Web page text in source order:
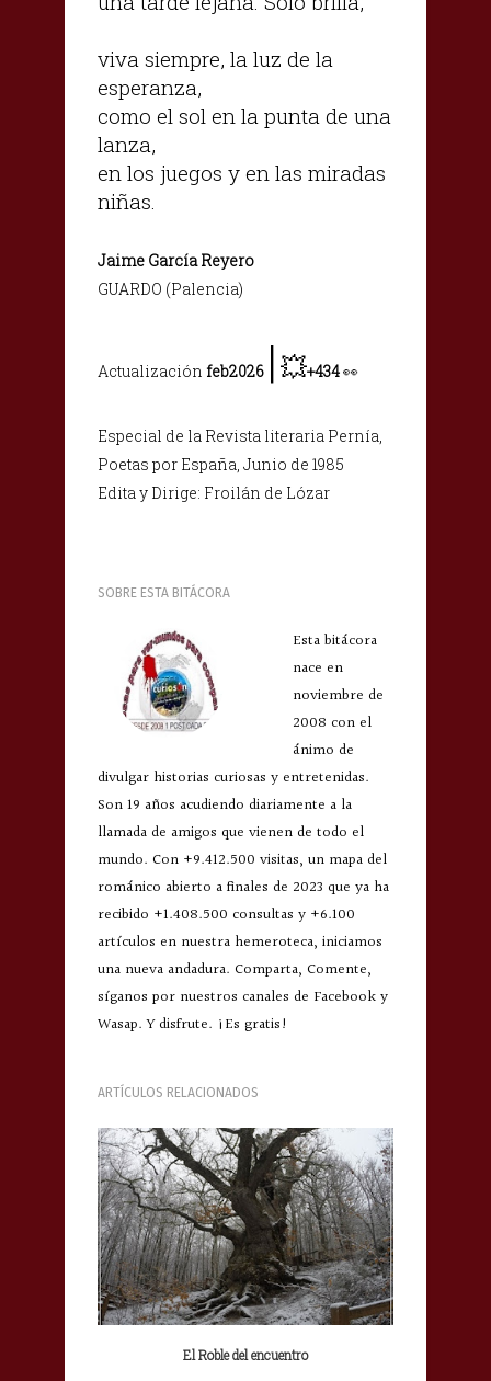
viva siempre, la luz de la
esperanza,
como el sol en la punta de una
lanza,
en los juegos y en las miradas
niñas.
Jaime García Reyero
GUARDO (Palencia)
Actualización feb2026 |💥+434👀
Especial de la Revista literaria Pernía,
Poetas por España, Junio de 1985
Edita y Dirige: Froilán de Lózar
SOBRE ESTA BITÁCORA
Esta bitácora
nace en
noviembre de
2008 con el
ánimo de
divulgar historias curiosas y entretenidas.
Son 19 años acudiendo diariamente a la
llamada de amigos que vienen de todo el
mundo. Con +9.412.500 visitas, un mapa del
románico abierto a finales de 2023 que ya ha
recibido +1.408.500 consultas y +6.100
artículos en nuestra hemeroteca, iniciamos
una nueva andadura. Comparta, Comente,
síganos por nuestros canales de Facebook y
Wasap. Y disfrute. ¡Es gratis!
ARTÍCULOS RELACIONADOS
El Roble del encuentro